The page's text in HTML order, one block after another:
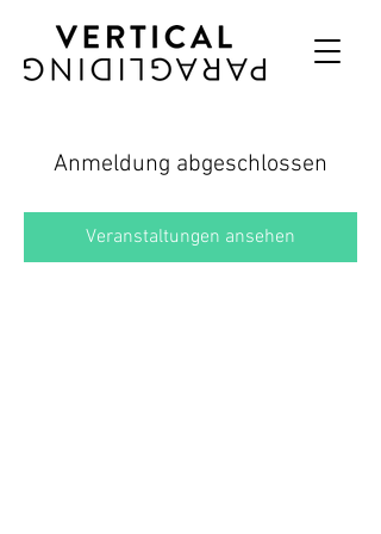
Anmeldung abgeschlossen
Veranstaltungen ansehen